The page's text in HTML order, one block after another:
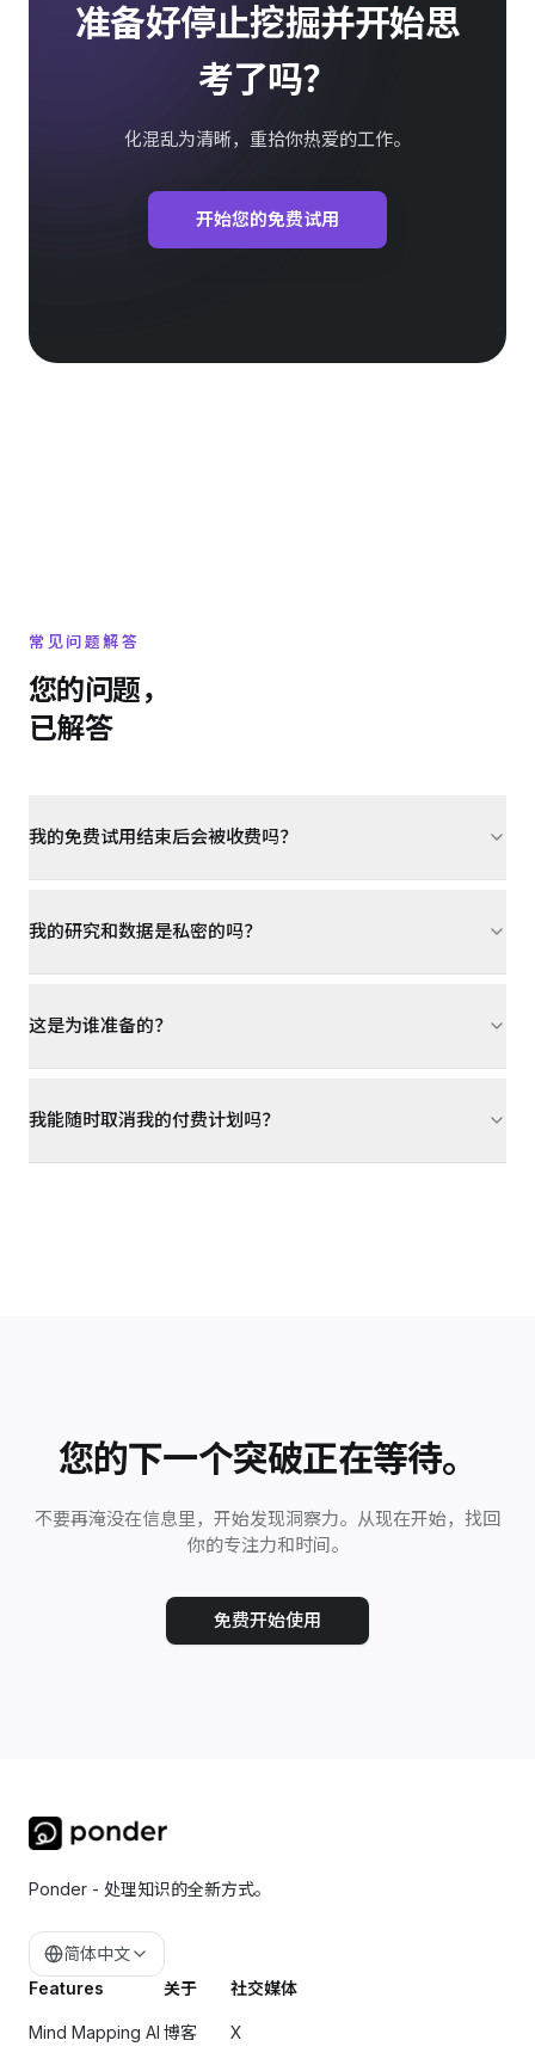
准备好停止挖掘并开始思
考了吗？
化混乱为清晰，重拾你热爱的工作。
开始您的免费试用
常见问题解答
您的问题，
已解答
我的免费试用结束后会被收费吗？
我的研究和数据是私密的吗？
这是为谁准备的？
我能随时取消我的付费计划吗？
您的下一个突破正在等待。
不要再淹没在信息里，开始发现洞察力。从现在开始，找回
你的专注力和时间。
免费开始使用
Ponder - 处理知识的全新方式。
简体中文
Features
Mind Mapping AI
关于
博客
社交媒体
X